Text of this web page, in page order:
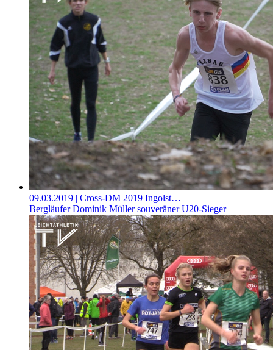
09.03.2019 | Cross-DM 2019 Ingolst…
Bergläufer Dominik Müller souveräner U20-Sieger